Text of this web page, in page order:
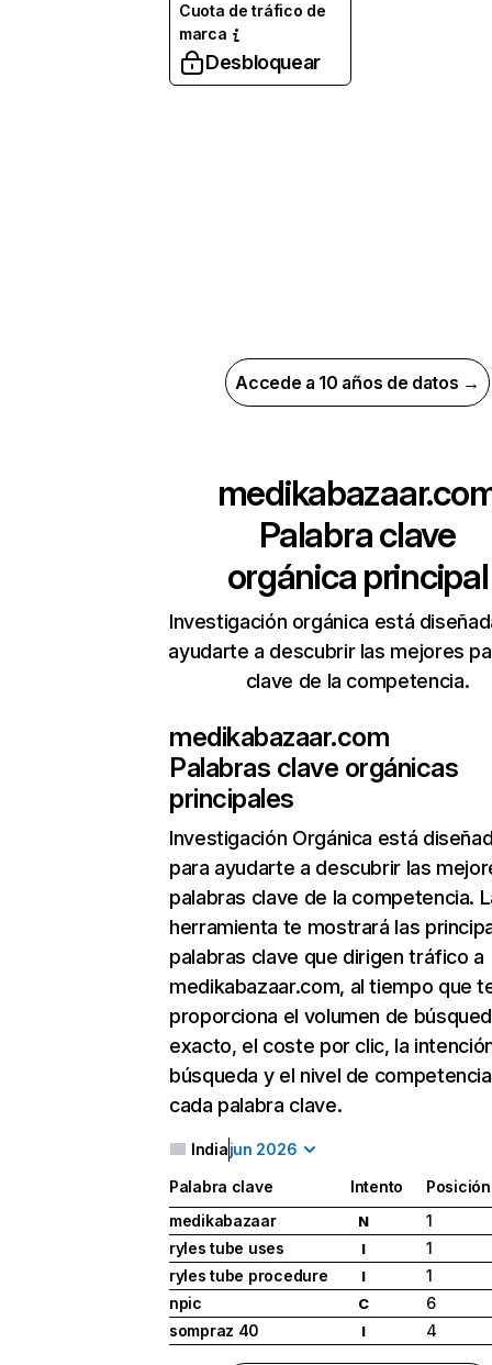
Cuota de tráfico de
marca
Desbloquear
Accede a 10 años de datos →
Palabra clave
orgánica principal
Investigación orgánica está
ayudarte a descubrir las mejores
clave de la competencia.
medikabazaar.com
Palabras clave orgánicas
principales
Investigación Orgánica está
para ayudarte a descubrir las
palabras clave de la competencia.
herramienta te mostrará las
palabras clave que dirigen tráfico a
medikabazaar.com, al tiempo que
proporciona el volumen de
exacto, el coste por clic, la
búsqueda y el nivel de
cada palabra clave.
Indiajun 2026
Palabra clave Intento
Posición
medikabazaar
N
1
ryles tube uses
I
1
ryles tube procedure
I
1
npic
C
6
sompraz 40
I 4